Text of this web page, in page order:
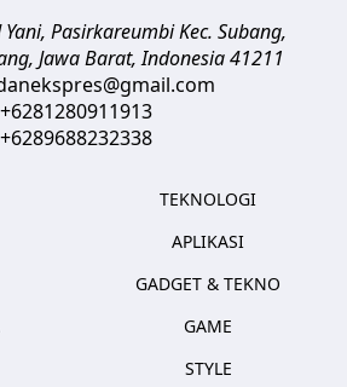
Yani, Pasirkareumbi Kec. Subang,
Jawa Barat,Indonesia41211
+6281280911913
+6289688232338
TEKNOLOGI
APLIKASI
GADGET & TEKNO
GAME
STYLE